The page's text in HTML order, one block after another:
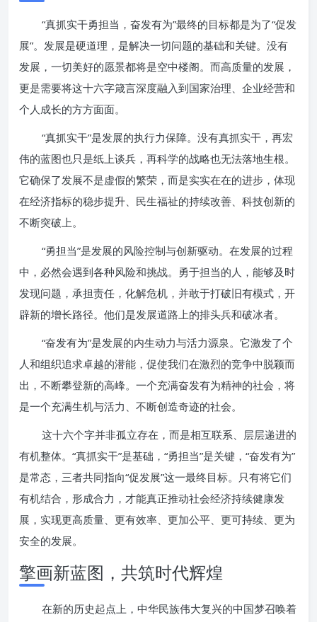
“真抓实干勇担当，奋发有为”最终的目标都是为了“促发
展”。发展是硬道理，是解决一切问题的基础和关键。没有
发展，一切美好的愿景都将是空中楼阁。而高质量的发展，
更是需要将这十六字箴言深度融入到国家治理、企业经营和
个人成长的方方面面。
“真抓实干”是发展的执行力保障。没有真抓实干，再宏
伟的蓝图也只是纸上谈兵，再科学的战略也无法落地生根。
它确保了发展不是虚假的繁荣，而是实实在在的进步，体现
在经济指标的稳步提升、民生福祉的持续改善、科技创新的
不断突破上。
“勇担当”是发展的风险控制与创新驱动。在发展的过程
中，必然会遇到各种风险和挑战。勇于担当的人，能够及时
发现问题，承担责任，化解危机，并敢于打破旧有模式，开
辟新的增长路径。他们是发展道路上的排头兵和破冰者。
“奋发有为”是发展的内生动力与活力源泉。它激发了个
人和组织追求卓越的潜能，促使我们在激烈的竞争中脱颖而
出，不断攀登新的高峰。一个充满奋发有为精神的社会，将
是一个充满生机与活力、不断创造奇迹的社会。
这十六个字并非孤立存在，而是相互联系、层层递进的
有机整体。“真抓实干”是基础，“勇担当”是关键，“奋发有为”
是常态，三者共同指向“促发展”这一最终目标。只有将它们
有机结合，形成合力，才能真正推动社会经济持续健康发
展，实现更高质量、更有效率、更加公平、更可持续、更为
安全的发展。
擎画新蓝图，共筑时代辉煌
在新的历史起点上，中华民族伟大复兴的中国梦召唤着